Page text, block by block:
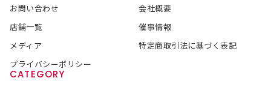
お問い合わせ
会社概要
店舗一覧
催事情報
メディア
特定商取引法に基づく表記
プライバシーポリシー
CATEGORY